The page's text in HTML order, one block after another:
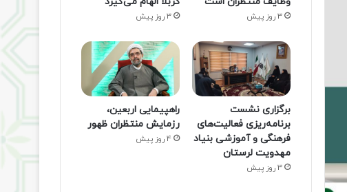
3 روز پیش 3 روز پیش
برگزاری نشست
برنامه‌ریزی فعالیت‌های
فرهنگی و آموزشی بنیاد
مهدویت لرستان
3 روز پیش
راهپیمایی اربعین،
رزمایش منتظران ظهور
4 روز پیش